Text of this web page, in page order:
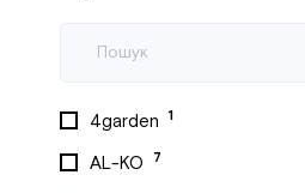
4garden 1
AL-KO 7